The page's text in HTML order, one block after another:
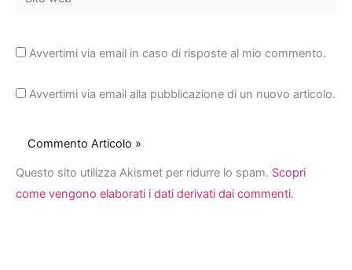
Avvertimi via email in caso di risposte al mio commento.
Avvertimi via email alla pubblicazione di un nuovo articolo.
Questo sito utilizza Akismet per ridurre lo spam. Scopri
come vengono elaborati i dati derivati dai commenti.